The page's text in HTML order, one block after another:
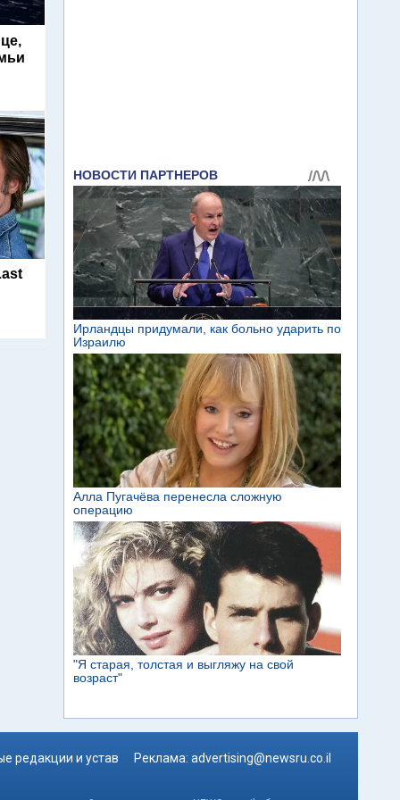
редакции и устав Реклама: advertising@newsru.co.il